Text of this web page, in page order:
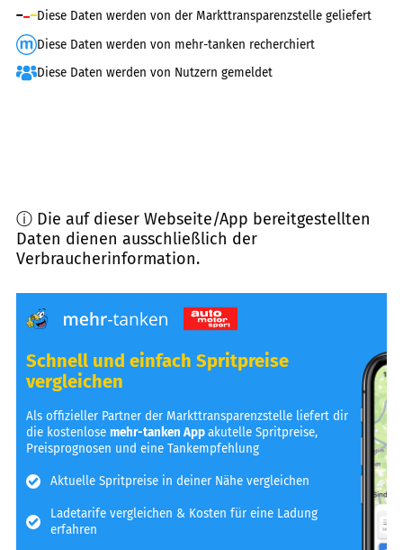
Diese Daten werden von der Markttransparenzstelle geliefert
Diese Daten werden von mehr-tanken recherchiert
Diese Daten werden von Nutzern gemeldet
ⓘ Die auf dieser Webseite/App bereitgestellten
Daten dienen ausschließlich der
Verbraucherinformation.
Schnell und einfach Spritpreise
vergleichen
Als offizieller Partner der Markttransparenzstelle liefert dir
die kostenlosemehr-tanken Appakutelle Spritpreise,
Preisprognosen und eine Tankempfehlung
Aktuelle Spritpreise in deiner Nähe vergleichen
Ladetarife vergleichen & Kosten für eine Ladung
erfahren